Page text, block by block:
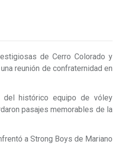
de Cerro Colorado y
reunión de confraternidad en
del histórico equipo de vóley
pasajes memorables de la
a Strong Boys de Mariano